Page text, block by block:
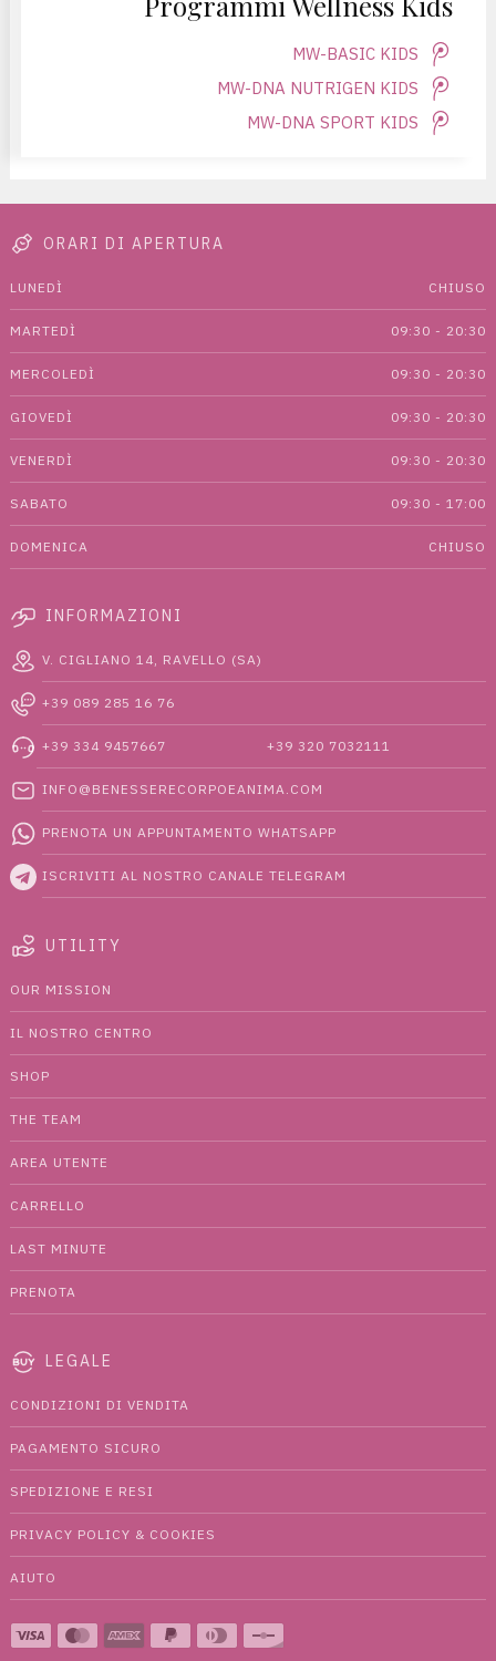
MW-BASIC KIDS
MW-DNA NUTRIGEN KIDS
MW-DNA SPORT KIDS
ORARI DI APERTURA
LUNEDÌ CHIUSO
MARTEDÌ 09:30 - 20:30
MERCOLEDÌ 09:30 - 20:30
GIOVEDÌ 09:30 - 20:30
VENERDÌ 09:30 - 20:30
SABATO 09:30 - 17:00
DOMENICA CHIUSO
INFORMAZIONI
V. CIGLIANO 14, RAVELLO (SA)
+39 089 285 16 76
+39 334 9457667‬ +39 320 7032111
INFO@BENESSERECORPOEANIMA.COM
PRENOTA UN APPUNTAMENTO WHATSAPP
ISCRIVITI AL NOSTRO CANALE TELEGRAM
UTILITY
OUR MISSION
IL NOSTRO CENTRO
SHOP
THE TEAM
AREA UTENTE
CARRELLO
LAST MINUTE
PRENOTA
LEGALE
CONDIZIONI DI VENDITA
PAGAMENTO SICURO
SPEDIZIONE E RESI
PRIVACY POLICY & COOKIES
AIUTO